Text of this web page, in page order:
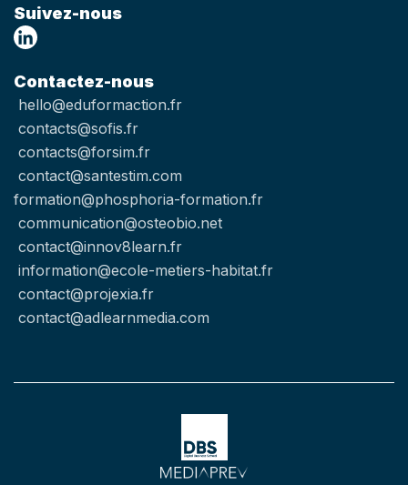
Suivez-nous
Contactez-nous
hello@eduformaction.fr
contacts@sofis.fr
contacts@forsim.fr
contact@santestim.com
formation@phosphoria-formation.fr
communication@osteobio.net
contact@innov8learn.fr
information@ecole-metiers-habitat.fr
contact@projexia.fr
contact@adlearnmedia.com